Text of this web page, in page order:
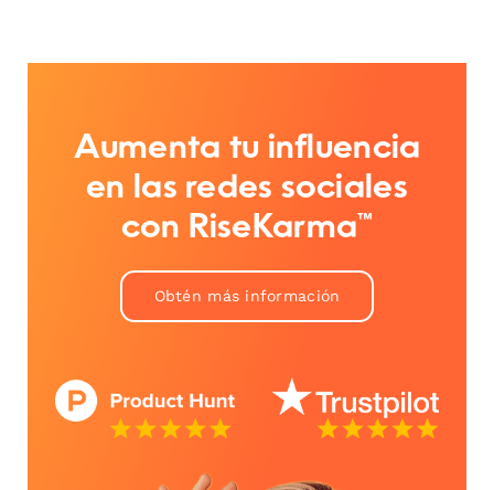
Aumenta tu influencia
en las redes sociales
con RiseKarma™
Obtén más información